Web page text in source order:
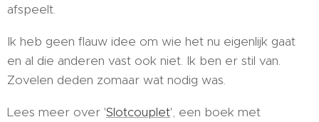
afspeelt.
Ik heb geen flauw idee om wie het nu eigenlijk gaat
en al die anderen vast ook niet. Ik ben er stil van.
Zovelen deden zomaar wat nodig was.
Lees meer over 'Slotcouplet', een boek met